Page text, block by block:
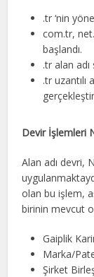
.tr ‘nin
com.tr,
başlandı.
.tr alan
.tr uzantılı
Devir İşlemleri
Alan adı devri,
olan bu işlem,
birinin mevcut
Gaiplik
Marka/
Şirket